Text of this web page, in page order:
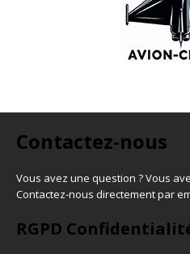
Contactez-nous
Vous avez une question ? Vous
Contactez-nous directement par
RGPD